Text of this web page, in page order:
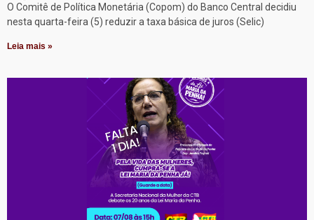
O Comitê de Política Monetária (Copom) do Banco Central decidiu
nesta quarta-feira (5) reduzir a taxa básica de juros (Selic)
Leia mais »